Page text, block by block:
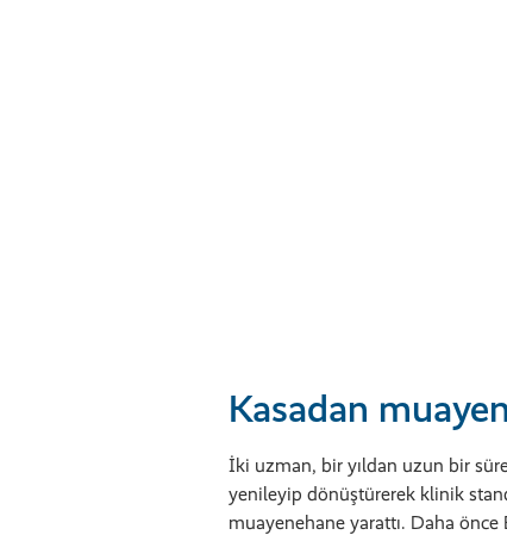
Kasadan
İki uzman, bir yıldan uzun bir
yenileyip dönüştürerek klinik
muayenehane yarattı. Daha